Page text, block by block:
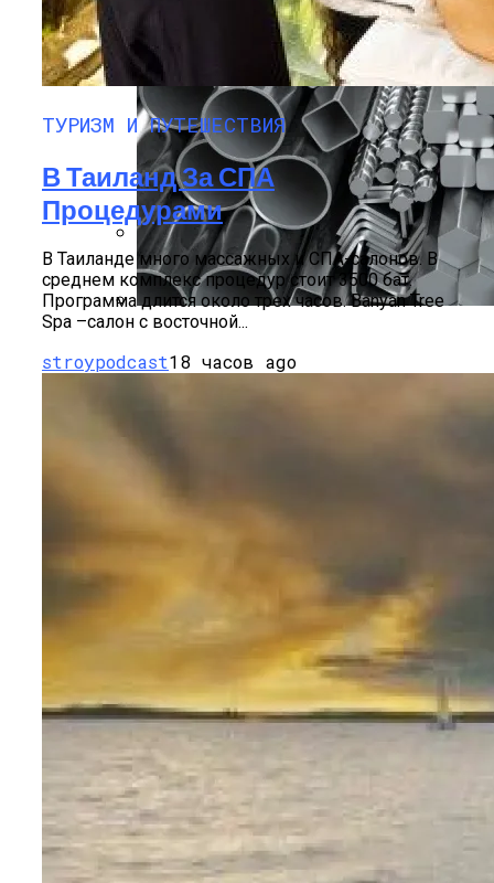
Отдых В Днепропетровске
Акустический Комфорт В Офисах С
Фасадными Системами
Применение
ТУРИЗМ И ПУТЕШЕСТВИЯ
В Таиланд За СПА
Процедурами
В Таиланде много массажных и СПА-салонов. В
среднем комплекс процедур стоит 3500 бат.
Программа длится около трех часов. Banyan Tree
Spa –салон с восточной...
stroypodcast18 часов ago